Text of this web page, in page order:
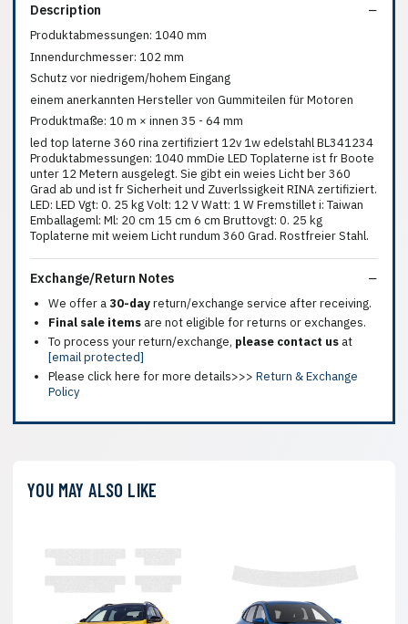
Description
Produktabmessungen: 1040 mm
Innendurchmesser: 102 mm
Schutz vor niedrigem/hohem Eingang
einem anerkannten Hersteller von Gummiteilen für Motoren
Produktmaße: 10 m × innen 35 - 64 mm
led top laterne 360 rina zertifiziert 12v 1w edelstahl BL341234
Produktabmessungen: 1040 mmDie LED Toplaterne ist fr Boote
unter 12 Metern ausgelegt. Sie gibt ein weies Licht ber 360
Grad ab und ist fr Sicherheit und Zuverlssigkeit RINA zertifiziert.
LED: LED Vgt: 0. 25 kg Volt: 12 V Watt: 1 W Fremstillet i: Taiwan
Emballageml: Ml: 20 cm 15 cm 6 cm Bruttovgt: 0. 25 kg
Toplaterne mit weiem Licht rundum 360 Grad. Rostfreier Stahl.
Exchange/Return Notes
We offer a30-dayreturn/exchange service after receiving.
Final sale items are not eligible for returns or exchanges.
To process your return/exchange, please contact us at
[email protected]
Please click here for more details>>> Return & Exchange
Policy
YOU MAY ALSO LIKE